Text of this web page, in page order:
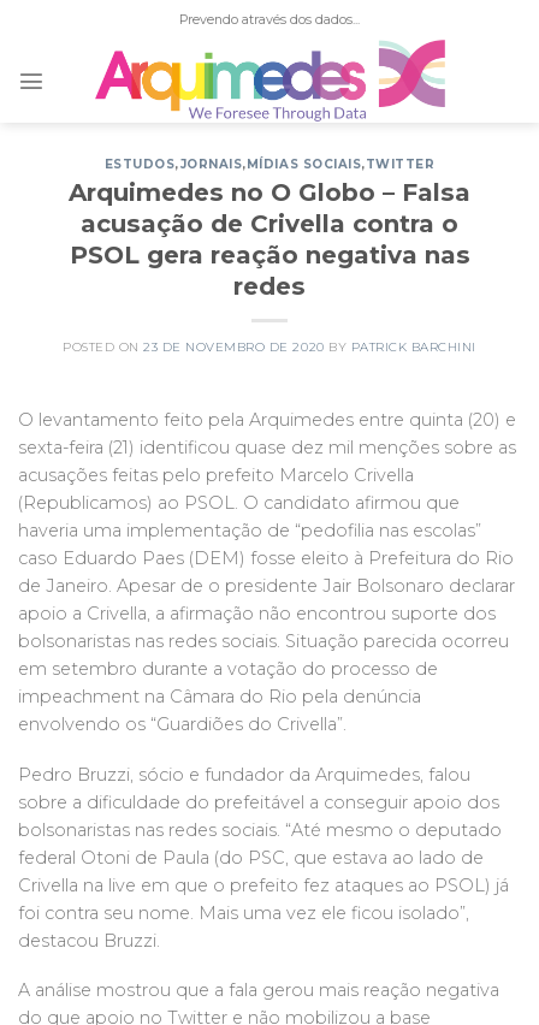
Prevendo através dos dados...
ESTUDOS,JORNAIS,MÍDIAS SOCIAIS,TWITTER
Arquimedes no O Globo – Falsa
acusação de Crivella contra o
PSOL gera reação negativa nas
redes
POSTED ON23 DE NOVEMBRO DE 2020 BY PATRICK BARCHINI
O levantamento feito pela Arquimedes entre quinta (20) e
sexta-feira (21) identificou quase dez mil menções sobre as
acusações feitas pelo prefeito Marcelo Crivella
(Republicamos) ao PSOL. O candidato afirmou que
haveria uma implementação de “pedofilia nas escolas”
caso Eduardo Paes (DEM) fosse eleito à Prefeitura do Rio
de Janeiro. Apesar de o presidente Jair Bolsonaro declarar
apoio a Crivella, a afirmação não encontrou suporte dos
bolsonaristas nas redes sociais. Situação parecida ocorreu
em setembro durante a votação do processo de
impeachment na Câmara do Rio pela denúncia
envolvendo os “Guardiões do Crivella”.
Pedro Bruzzi, sócio e fundador da Arquimedes, falou
sobre a dificuldade do prefeitável a conseguir apoio dos
bolsonaristas nas redes sociais. “Até mesmo o deputado
federal Otoni de Paula (do PSC, que estava ao lado de
Crivella na live em que o prefeito fez ataques ao PSOL) já
foi contra seu nome. Mais uma vez ele ficou isolado”,
destacou Bruzzi.
A análise mostrou que a fala gerou mais reação negativa
do que apoio no Twitter e não mobilizou a base